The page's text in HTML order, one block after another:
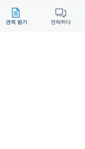
견적 받기 연락하다